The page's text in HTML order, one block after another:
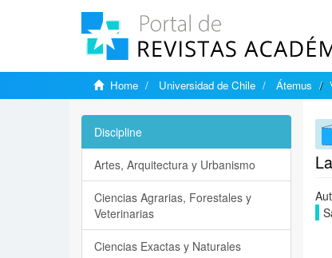
Home Universidad de Chile Átemus
Discipline
Artes, Arquitectura y Urbanismo
Ciencias Agrarias, Forestales y
Veterinarias
Ciencias Exactas y Naturales